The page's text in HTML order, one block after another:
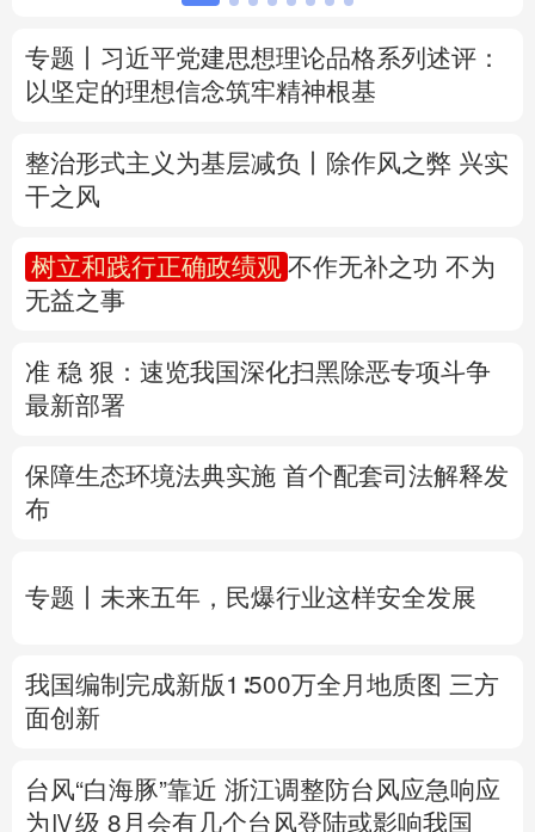
广东 广西 海南
四川 贵州 云南 西藏
陕西
新疆 内蒙古 黑龙江
多语种频道
专题丨 习近平党建思想理论品格系列述评：
以坚定的理想信念筑牢精神根基
整治形式主义为基层减负丨除作风之弊 兴实
干之风
树立和践行正确政绩观 不作无补之功 不为
无益之事
准 稳 狠：速览我国深化扫黑除恶专项斗争
最新部署
保障生态环境法典实施 首个配套司法解释发
布
专题丨 未来五年，民爆行业这样安全发展
我国编制完成新版1∶500万全月地质图 三方
面创新
台风“白海豚”靠近 浙江调整防台风应急响应
为Ⅳ级 8月 会有几个台风登陆或影响我国